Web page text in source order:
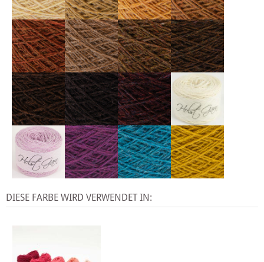
DIESE FARBE WIRD VERWENDET IN: